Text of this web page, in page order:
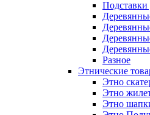
Подставки
Разное
Этнические
Этно
Этно
Этно